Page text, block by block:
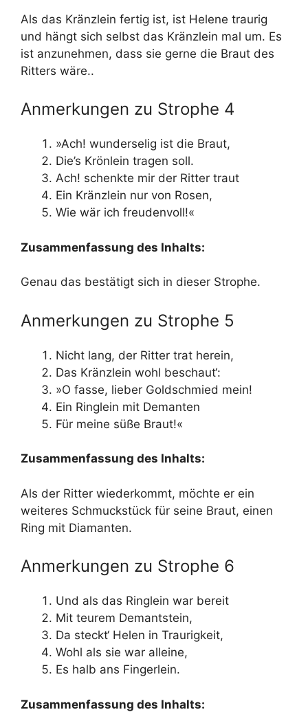
Als das Kränzlein fertig ist, ist Helene traurig
und hängt sich selbst das Kränzlein mal um. Es
ist anzunehmen, dass sie gerne die Braut des
Ritters wäre..
Anmerkungen zu Strophe 4
»Ach! wunderselig ist die Braut,
Die’s Krönlein tragen soll.
Ach! schenkte mir der Ritter traut
Ein Kränzlein nur von Rosen,
Wie wär ich freudenvoll!«
Zusammenfassung des Inhalts:
Genau das bestätigt sich in dieser Strophe.
Anmerkungen zu Strophe 5
Nicht lang, der Ritter trat herein,
Das Kränzlein wohl beschaut‘:
»O fasse, lieber Goldschmied mein!
Ein Ringlein mit Demanten
Für meine süße Braut!«
Zusammenfassung des Inhalts:
Als der Ritter wiederkommt, möchte er ein
weiteres Schmuckstück für seine Braut, einen
Ring mit Diamanten.
Anmerkungen zu Strophe 6
Und als das Ringlein war bereit
Mit teurem Demantstein,
Da steckt‘ Helen in Traurigkeit,
Wohl als sie war alleine,
Es halb ans Fingerlein.
Zusammenfassung des Inhalts: